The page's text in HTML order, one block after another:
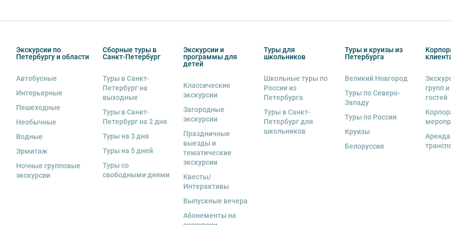
Экскурсии по
Петербургу и области
Автобусные
Интерьерные
Пешеходные
Необычные
Водные
Эрмитаж
Ночные групповые
экскурсии
Сборные туры в
Санкт-Петербург
Туры в Санкт-
Петербург на
выходные
Туры в Санкт-
Петербург на 2 дня
Туры на 3 дня
Туры на 5 дней
Туры со
свободными днями
Экскурсии и
программы для
детей
Классические
экскурсии
Загородные
экскурсии
Праздничные
выезды и
тематические
экскурсии
Квесты/
Интерактивы
Выпускные вечера
Абонементы на
Туры для
школьников
Школьные туры по
России из
Петербурга
Туры в Санкт-
Петербург для
школьников
Туры и круизы из
Петербурга
Великий Новгород
Туры по Северо-
Западу
Туры по России
Круизы
Белоруссия
групп
гостей